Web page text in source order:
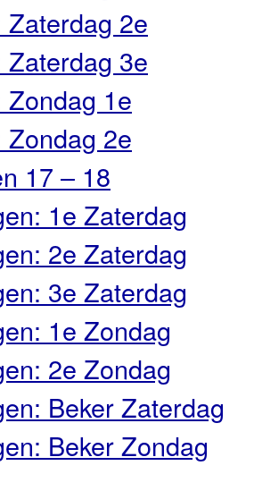
Zaterdag 2e
Zaterdag 3e
Zondag 1e
Zondag 2e
17 – 18
1e Zaterdag
2e Zaterdag
3e Zaterdag
1e Zondag
2e Zondag
Beker Zaterdag
Beker Zondag